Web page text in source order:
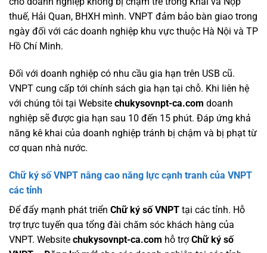
thuế, Hải Quan, BHXH mình. VNPT đảm bảo bàn giao trong
ngày đối với các doanh nghiệp khu vực thuộc Hà Nội và TP
Hồ Chí Minh.
Đối với doanh nghiệp có nhu cầu gia hạn trên USB cũ.
VNPT cung cấp tới chính sách gia hạn tại chỗ. Khi liên hệ
với chúng tôi tại Website chukysovnpt-ca.com doanh
nghiệp sẽ được gia hạn sau 10 đến 15 phút. Đáp ứng khả
năng kê khai của doanh nghiệp tránh bị chậm và bị phạt từ
cơ quan nhà nước.
Chữ ký số VNPT nâng cao năng lực cạnh tranh của VNPT
các tỉnh
Để đẩy mạnh phát triển Chữ ký số VNPT tại các tỉnh. Hỗ
trợ trực tuyến qua tổng đài chăm sóc khách hàng của
VNPT. Website chukysovnpt-ca.com hỗ trợChữ ký số